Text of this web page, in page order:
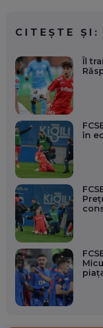
CITEȘTE ȘI:
Îl
în